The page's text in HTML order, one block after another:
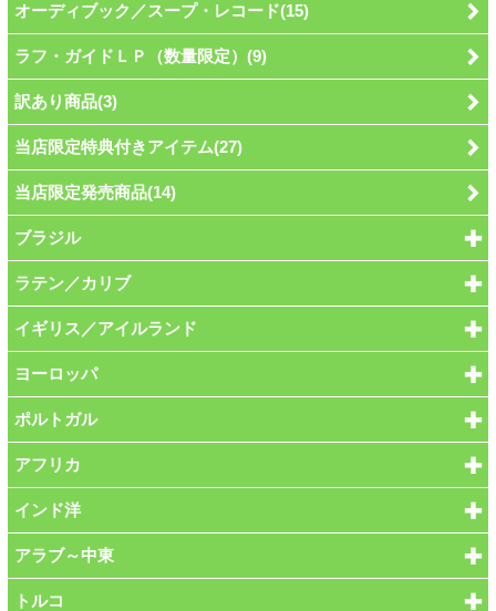
オーディブック／スープ・レコード(15)
ラフ・ガイドＬＰ（数量限定）(9)
訳あり商品(3)
当店限定特典付きアイテム(27)
当店限定発売商品(14)
ブラジル
ラテン／カリブ
イギリス／アイルランド
ヨーロッパ
ポルトガル
アフリカ
インド洋
アラブ～中東
トルコ